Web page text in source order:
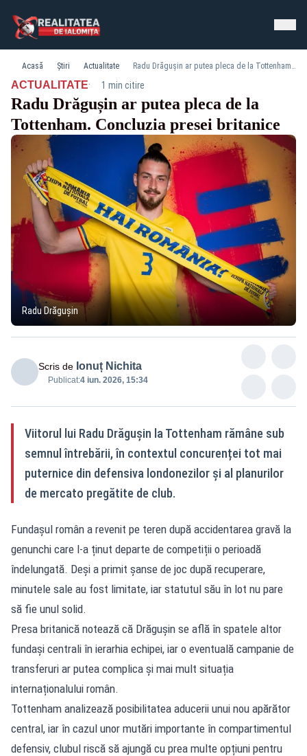
Acasă Știri Actualitate Radu Drăgușin ar putea pleca de la Tottenham. Concluzia presei britanice
ACTUALITATE· 1 min citire
Radu Drăgușin ar putea pleca de la
Tottenham. Concluzia presei britanice
Radu Drăgușin
Scris de Ionuț Nichita
Publicat:4 iun. 2026, 15:34
Viitorul lui Radu Drăgușin la Tottenham rămâne sub
semnul întrebării, în contextul concurenței tot mai
puternice din defensiva londonezilor și al planurilor
de mercato pregătite de club.
Fundașul român a revenit pe teren după accidentarea gravă la
genunchi care l-a ținut departe de competiții o perioadă
îndelungată. Deși a primit șanse de joc după recuperare,
minutele sale au fost limitate, iar statutul său în lot nu pare
să fie unul solid.
Presa britanică notează că Drăgușin se află în spatele altor
fundași centrali în ierarhia echipei, iar o eventuală campanie de
transferuri ar putea complica și mai mult situația
internaționalului român.
Tottenham analizează posibilitatea aducerii unui nou apărător
central, iar în cazul unor mutări importante în compartimentul
defensiv, clubul riscă să ajungă cu prea multe opțiuni pentru